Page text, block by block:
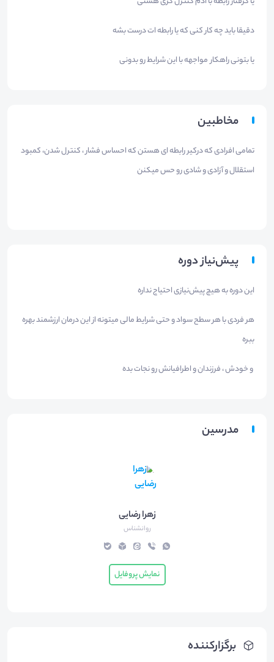
برگزارکننده
دقیقا باید چه کار کنی که یا رابطه ات درست بشه
یا بتونی راهکار مواجهه با این شرایط رو بدونی
مخاطبین
تمامی افرادی که درکیر رابطه ای هستن که احساس فشار ، کنترل شدن، کمبود
استقلال و آزادی و شادی رو حس میکنن
پیش‌نیاز دوره
این دوره به هیچ پیش‌نیازی احتیاج نداره
هر فردی با هر سطح سواد و حتی شرایط مالی میتونه از این درمان ارزشمند بهره
ببره
و خودش ، فرزندان و اطرافیانش رو نجات بده
مدرسین
زهرا رضایی
روانشناس
نمایش پروفایل